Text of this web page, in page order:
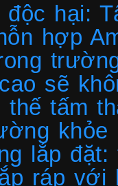
độc hại:
hợp
sẽ
thế tấm
khỏe
lắp
ráp với